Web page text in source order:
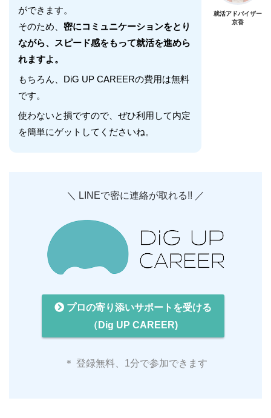
ができます。
そのため、 密にコミュニケーションをとり
ながら、スピード感をもって就活を進めら
れますよ。
もちろん、DiG UP CAREERの費用は無料
です。
使わないと損ですので、ぜひ利用して内定
を簡単にゲットしてくださいね。
就活アドバイザー
京香
＼ LINEで密に連絡が取れる!! ／
プロの寄り添いサポートを受ける
（Dig UP CAREER)
＊ 登録無料、1分で参加できます